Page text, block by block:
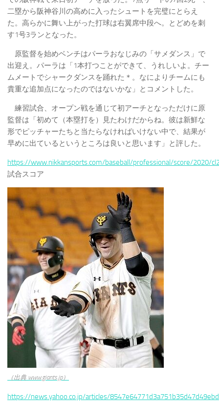
二塁から阪神谷川の高めに入ったシュートを完璧にとらえ
た。高らかに舞い上がった打球は右翼席中段へ。とどめを刺
す1号3ランとなった。
原監督を始めベンチはパーラおなじみの「サメダンス」で
出迎え。パーラは「1本打つことができて、うれしいよ。チー
ムメートでシャークダンスを踊れた＊。なによりチームにも
貴重な追加点になったのではないかな」とコメントした。
練習試合、オープン戦を通じて初アーチとなっただけに原
監督は「初めて（本塁打を）見たわけだからね。彼は新鮮な
形でピッチャーたちと当たらなければいけない中で、結果が
早めに出ているというところは良いと思います」と評した。
https://www.nikkansports.com/baseball/professional/score/2020/
試合スコア
（出典 www.giants.jp）
https://news.yahoo.co.jp/articles/